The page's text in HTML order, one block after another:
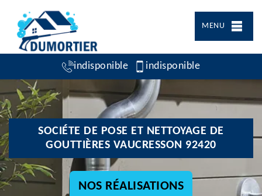
MENU
indisponible indisponible
SOCIÉTE DE POSE ET NETTOYAGE DE
GOUTTIÈRES VAUCRESSON 92420
NOS RÉALISATIONS